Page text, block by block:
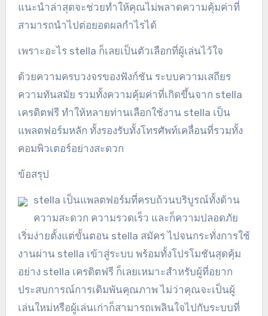
แนะนำล่าสุดจะช่วยทำให้คุณไม่พลาดความคุ้มค่าที่
สามารถนำไปต่อยอดผลกำไรได้
เพราะอะไร stella ก็เลยเป็นตัวเลือกที่ผู้เล่นไว้ใจ
ด้วยความครบวงจรของฟังก์ชัน ระบบความเสถียร
ความทันสมัย รวมทั้งความคุ้มค่าที่เกิดขึ้นจาก stella
เครดิตฟรี ทำให้หลายท่านเลือกใช้งาน stella เป็น
แพลตฟอร์มหลัก ทั้งรองรับทั้งโทรศัพท์เคลื่อนที่รวมทั้ง
คอมพิวเตอร์อย่างสะดวก
ข้อสรุป
stella เป็นแพลตฟอร์มที่ครบถ้วนบริบูรณ์ทั้งด้าน
ความสะดวก ความรวดเร็ว และก็ความปลอดภัย
เริ่มง่ายตั้งแต่ขั้นตอน stella สมัคร ไปจนกระทั่งการใช้
งานผ่าน stella เข้าสู่ระบบ พร้อมทั้งโปรโมชันสุดคุ้ม
อย่าง stella เครดิตฟรี ก็เลยเหมาะสำหรับผู้ที่อยาก
ประสบการณ์การเดิมพันคุณภาพ ไม่ว่าคุณจะเป็นผู้
เล่นใหม่หรือผู้เล่นเก่าก็สามารถเพลินใจไปกับระบบที่